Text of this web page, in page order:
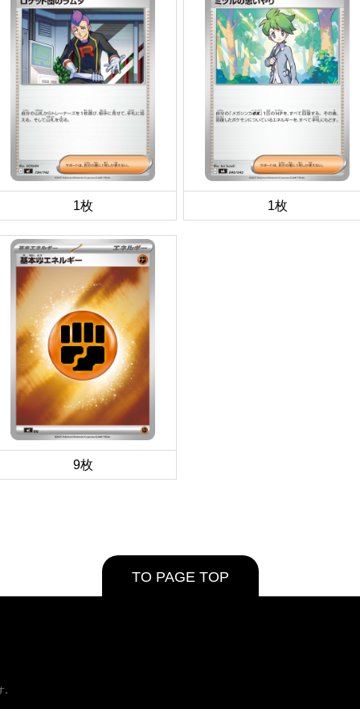
1枚 1枚
9枚
TO PAGE TOP